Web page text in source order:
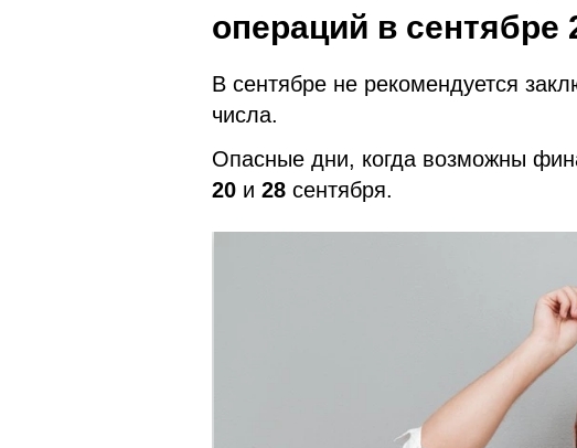
операций в сентябре
В сентябре не рекомендуется
числа.
Опасные дни, когда возможны
20 и 28 сентября.